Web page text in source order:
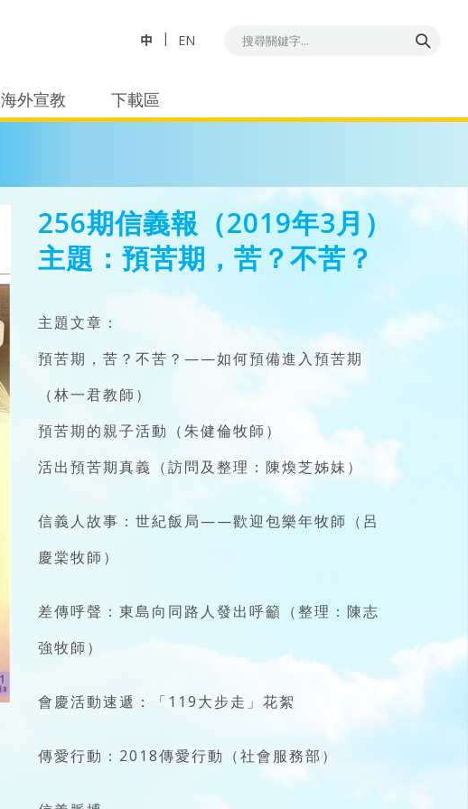
中 EN
海外宣教 下載區
256期信義報（2019年3月）
主題：預苦期，苦？不苦？
主題文章：
預苦期，苦？不苦？——如何預備進入預苦期
（林一君教師）
預苦期的親子活動（朱健倫牧師）
活出預苦期真義（訪問及整理：陳煥芝姊妹）
信義人故事：世紀飯局——歡迎包樂年牧師（呂
慶棠牧師）
差傳呼聲：東島向同路人發出呼籲（整理：陳志
強牧師）
會慶活動速遞：「119大步走」花絮
傳愛行動：2018傳愛行動（社會服務部）